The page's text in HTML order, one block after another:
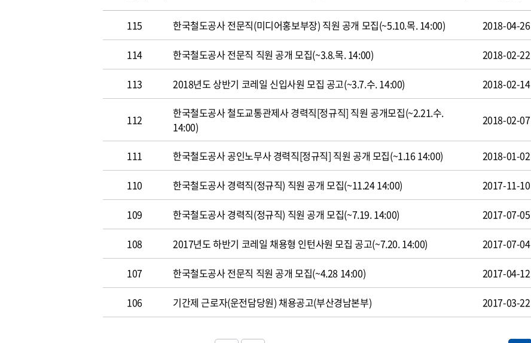
115 한국철도공사 전문직(미디어홍보부장) 직원 공개 모집(~5.10.목. 14:00) 2018-04-26
114 한국철도공사 전문직 직원 공개 모집(~3.8.목. 14:00) 2018-02-22
113 2018년도 상반기 코레일 신입사원 모집 공고(~3.7.수. 14:00) 2018-02-14
112
한국철도공사 철도교통관제사 경력직[정규직] 직원 공개모집(~2.21.수.
14:00)
2018-02-07
111 한국철도공사 공인노무사 경력직[정규직] 직원 공개 모집(~1.16 14:00) 2018-01-02
110 한국철도공사 경력직(정규직) 직원 공개 모집(~11.24 14:00) 2017-11-10
109 한국철도공사 경력직(정규직) 직원 공개 모집(~7.19. 14:00) 2017-07-05
108 2017년도 하반기 코레일 채용형 인턴사원 모집 공고(~7.20. 14:00) 2017-07-04
107 한국철도공사 전문직 직원 공개 모집(~4.28 14:00) 2017-04-12
106 기간제 근로자(운전담당원) 채용공고(부산경남본부) 2017-03-22